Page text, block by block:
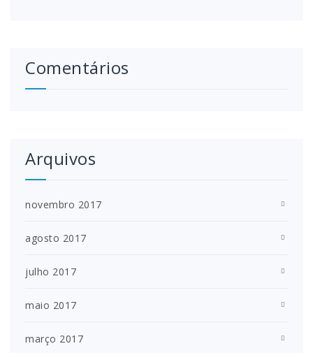
Comentários
Arquivos
novembro 2017
agosto 2017
julho 2017
maio 2017
março 2017